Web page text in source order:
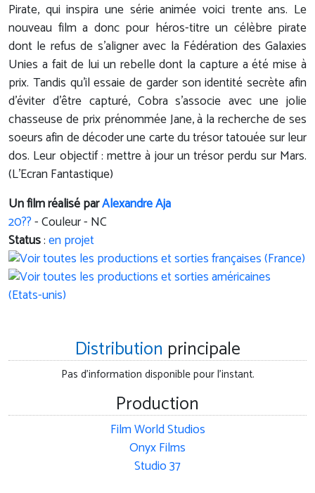
Pirate, qui inspira une série animée voici trente ans. Le
nouveau film a donc pour héros-titre un célèbre pirate
dont le refus de s'aligner avec la Fédération des Galaxies
Unies a fait de lui un rebelle dont la capture a été mise à
prix. Tandis qu'il essaie de garder son identité secrète afin
d'éviter d'être capturé, Cobra s'associe avec une jolie
chasseuse de prix prénommée Jane, à la recherche de ses
soeurs afin de décoder une carte du trésor tatouée sur leur
dos. Leur objectif : mettre à jour un trésor perdu sur Mars.
(L'Ecran Fantastique)
Un film réalisé parAlexandre Aja
20??- Couleur - NC
Status:en projet
Distribution principale
Pas d'information disponible pour l'instant.
Production
Film World Studios
Onyx Films
Studio 37